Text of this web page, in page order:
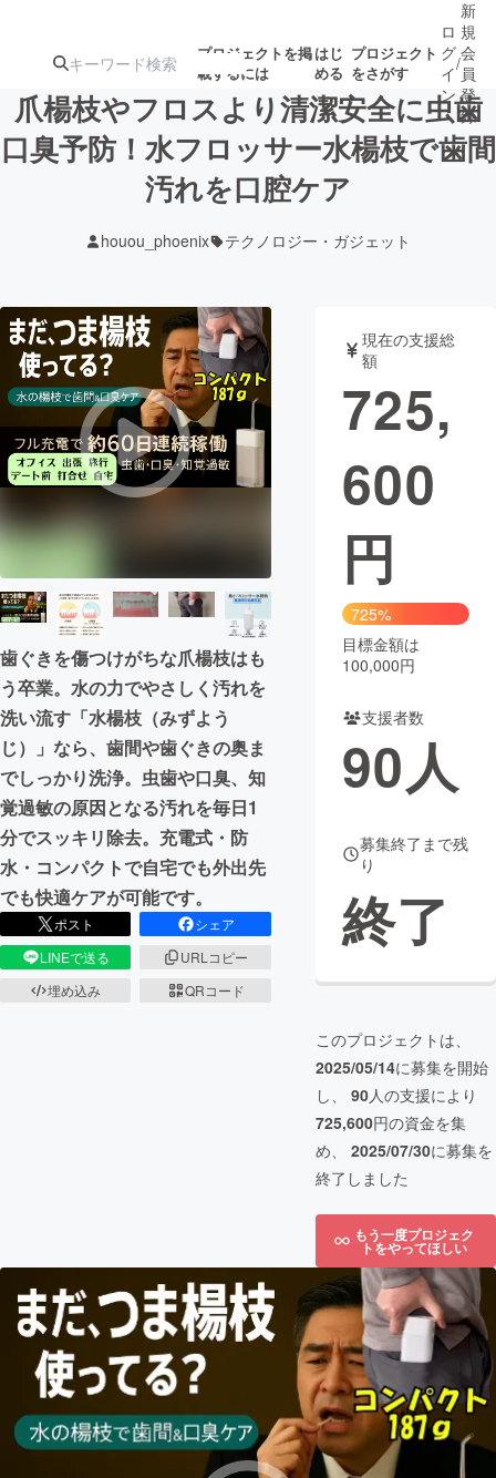
プロジェクトを掲
載するには
はじ
める
プロジェクト
をさがす
注目のリ 注目の新着プロ 募集終了が近いプ
テクノロジー・ガジェット
映像・映画 書籍・雑誌
ビジネス・起業 チャレンジ
CAMPFIRE for Social Good
CAMPFIRE Creation
CAMPFIREふるさと納税machi-ya コミュニティ
ロ
グ
イ
ン
/
新
規
会
員
登
録
爪楊枝やフロスより清潔安全に虫歯
口臭予防！水フロッサー水楊枝で歯間
汚れを口腔ケア
houou_phoenix テクノロジー・ガジェット
歯ぐきを傷つけがちな爪楊枝はも
う卒業。水の力でやさしく汚れを
洗い流す「水楊枝（みずよう
じ）」なら、歯間や歯ぐきの奥ま
でしっかり洗浄。虫歯や口臭、知
覚過敏の原因となる汚れを毎日1
分でスッキリ除去。充電式・防
水・コンパクトで自宅でも外出先
でも快適ケアが可能です。
ポスト
シェア
LINEで送る
URLコピー
埋め込み
QRコード
現在の支援総
額
725,
600
円
725%
目標金額は
100,000円
支援者数
90人
募集終了まで残
り
終了
このプロジェクトは、
2025/05/14に募集を開始
し、 90人の支援により
725,600円の資金を集
め、 2025/07/30に募集を
終了しました
もう一度プロジェク
トをやってほしい